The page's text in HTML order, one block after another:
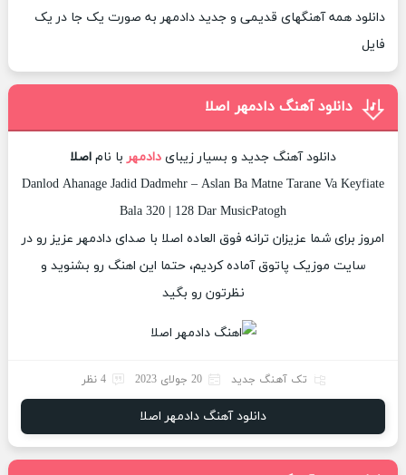
دانلود همه آهنگهای قدیمی و جدید دادمهر به صورت یک جا در یک
فایل
دانلود آهنگ دادمهر اصلا
دانلود آهنگ جدید و بسیار زیبای دادمهر با نام اصلا
Danlod Ahanage Jadid Dadmehr – Aslan Ba Matne Tarane Va Keyfiate
Bala 320 | 128 Dar MusicPatogh
امروز برای شما عزیزان ترانه فوق العاده اصلا با صدای دادمهر عزیز رو در
سایت موزیک پاتوق آماده کردیم، حتما این اهنگ رو بشنوید و
نظرتون رو بگید
تک آهنگ جدید 20 جولای 2023 4 نظر
دانلود آهنگ دادمهر اصلا